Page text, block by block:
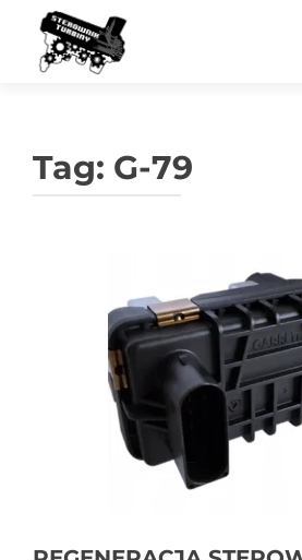
Tag: G-79
wpisach